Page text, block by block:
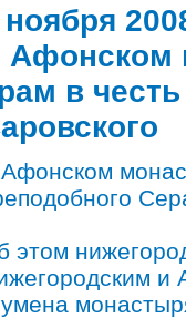
Афонском
в
этом
и